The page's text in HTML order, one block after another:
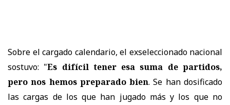
Sobre el cargado calendario, el exseleccionado nacional
sostuvo: "Es difícil tener esa suma de partidos,
pero nos hemos preparado bien. Se han dosificado
las cargas de los que han jugado más y los que no